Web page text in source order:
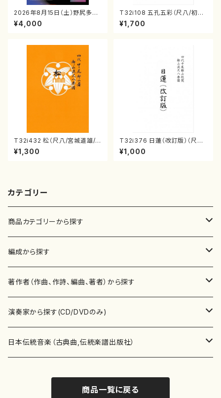
2026年8月15日（土）野尻多佳
子ピアノリサイタル 音の宝石
箱チケット一般
¥4,000
T32i108 五孔五彩（尺八/初代
石垣征山/尺八/都山式譜）都山
流公刊楽譜曲番:557
¥1,700
T32i432 松（尺八/宮城道雄/
楽譜）都山流公刊楽譜曲番:213
8
¥1,300
T32i376 日蓮（改訂版）（尺八/
宮城道雄/楽譜）都山流公刊楽譜
曲番:2081
¥1,000
カテゴリー
商品カテゴリーから探す
楽譜
書籍
書籍
テキストブック
CD・DVD
チケット
編成から探す
邦楽器
箏・琴（ソロ）
箏・琴（合奏）
合唱
混声合唱
歌・声
著作者（作曲、作詩、編曲、著者）から探す
あ行
青木省三(アオキ ショウゾウ)
か行
演奏家から探す(CD/DVDのみ)
邦楽（箏、三味線、尺八等）演奏家
日本伝統音楽（古典曲,伝統楽譜出版社）
商品一覧に戻る